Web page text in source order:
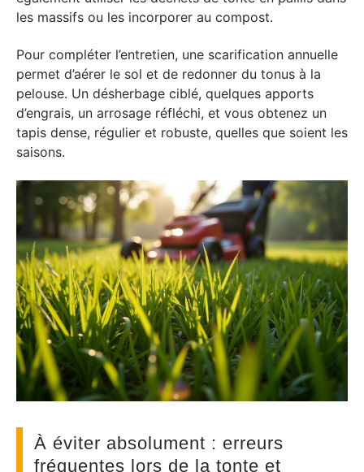
les massifs ou les incorporer au compost.
Pour compléter l’entretien, une scarification annuelle
permet d’aérer le sol et de redonner du tonus à la
pelouse. Un désherbage ciblé, quelques apports
d’engrais, un arrosage réfléchi, et vous obtenez un
tapis dense, régulier et robuste, quelles que soient les
saisons.
À éviter absolument : erreurs
fréquentes lors de la tonte et